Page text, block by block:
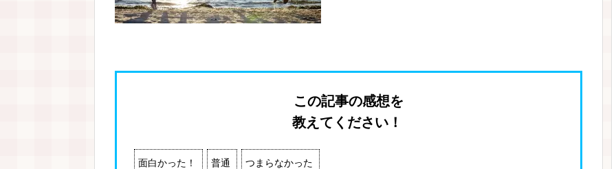
この記事の感想を
教えてください！
面白かった！ 普通 つまらなかった